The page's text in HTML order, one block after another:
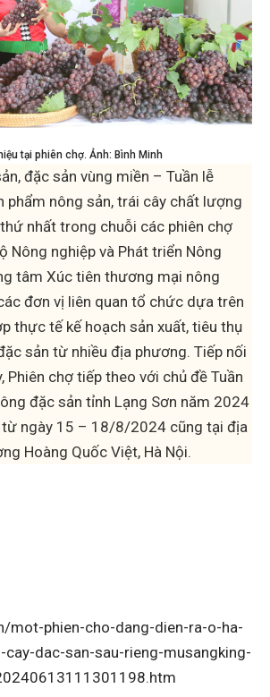
tại phiên chợ. Ảnh: Bình Minh
đặc sản vùng miền – Tuần lễ
phẩm nông sản, trái cây chất lượng
nhất trong chuỗi các phiên chợ
Nông nghiệp và Phát triển Nông
tâm Xúc tiên thương mại nông
đơn vị liên quan tổ chức dựa trên
thực tế kế hoạch sản xuất, tiêu thụ
sản từ nhiều địa phương. Tiếp nối
Phiên chợ tiếp theo với chủ đề Tuần
đặc sản tỉnh Lạng Sơn năm 2024
ngày 15 – 18/8/2024 cũng tại địa
Hoàng Quốc Việt, Hà Nội.
mot-phien-cho-dang-dien-ra-o-ha-
dac-san-sau-rieng-musangking-